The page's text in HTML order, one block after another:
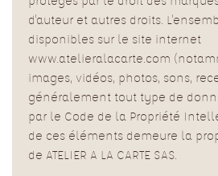
d'auteur et autres droits.
disponibles sur le site internet
www.atelieralacarte.com
images, vidéos, photos, sons,
généralement tout type de
par le Code de la Propriété
de ces éléments demeure la
de ATELIER A LA CARTE SAS.